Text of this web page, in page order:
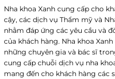
Nha khoa Xanh cung cấp cho
cậy, các dịch vụ Thẩm mỹ và
nhằm đáp ứng các yêu cầu và
của khách hàng. Nha khoa
những chuyên gia và bác sĩ
cung cấp chuỗi dịch vụ nha
mang đến cho khách hàng các